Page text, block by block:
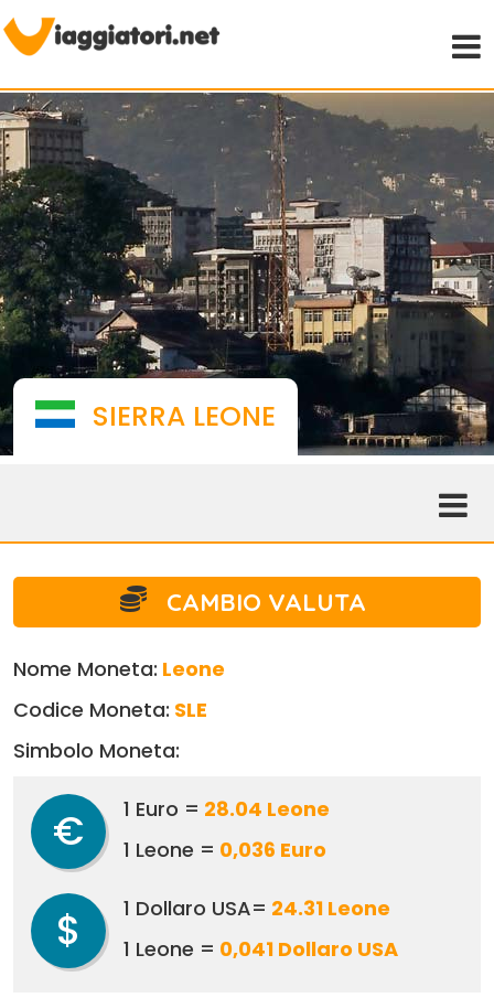
SIERRA LEONE
CAMBIO VALUTA
Nome Moneta: Leone
Codice Moneta: SLE
Simbolo Moneta:
€ 1 Euro = 28.04 Leone
1 Leone = 0,036 Euro
$ 1 Dollaro USA= 24.31 Leone
1 Leone = 0,041 Dollaro USA